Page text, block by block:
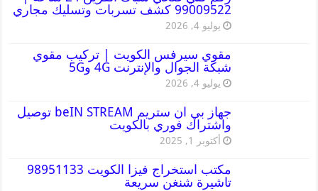
99009522 كشف تسربات وتسليك مجاري
يوليو 4, 2026
مقوي سيرفس الكويت | تركيب مقوي
شبكة الجوال والإنترنت 4G و5G
يوليو 4, 2026
جهاز بي ان ستريم beIN STREAM توصيل
واشتراك فوري بالكويت
أكتوبر 1, 2025
مكتب استخراج فيزا الكويت 98951133
تاشيرة شنغن سريعة